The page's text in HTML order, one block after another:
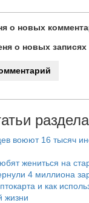
о новых
о новых записях
раздела
воюют 16 тысяч
жениться на
4 миллиона
и как
жизни